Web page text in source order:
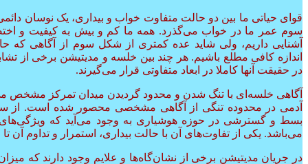
قوای حیاتی ما بین دو حالت متفاوت خواب و بیداری، یک نوسان
سوم عمر ما در خواب می‌گذرد. همه ما کم و بیش به کیفیت و
آشنایی داریم، ولی شاید عده کمتری از شکل سوم از آگاهی
اندازه کافی مطلع باشیم. هر چند بین خلسه و مدیتیشن برخی از
در حقیقت آنها کاملا در ابعاد متفاوتی قرار می‌گیرند.
آگاهی خلسه‌ای با تنگ شدن و محدود گردیدن میدان تمرکز مشخص
آدمی در محدوده تنگی از آگاهی مشخصی محصور شده است. از
بسط و گسترشی در حوزه هوشیاری به وجود می‌آید که
می‌باشد. یکی از تفاوت‌های آن با حالت بیداری، استمرار و تداوم آن
در جریان مدیتیشن برخی از نشان‌گاه‌ها و علایم وجود دارند که